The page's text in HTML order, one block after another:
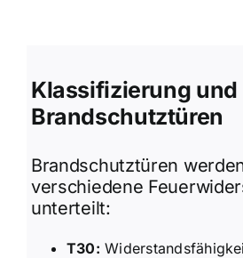
Klassifizierung
Brandschutztüren
Brandschutztüren
verschiedene
unterteilt:
T30: